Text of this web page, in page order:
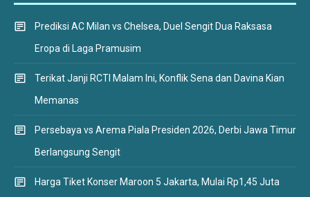
Prediksi AC Milan vs Chelsea, Duel Sengit Dua Raksasa
Eropa di Laga Pramusim
Terikat Janji RCTI Malam Ini, Konflik Sena dan Davina Kian
Memanas
Persebaya vs Arema Piala Presiden 2026, Derbi Jawa Timur
Berlangsung Sengit
Harga Tiket Konser Maroon 5 Jakarta, Mulai Rp1,45 Juta